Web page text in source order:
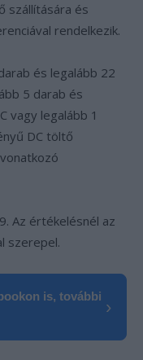
szállítására és
rendelkezik.
és legalább 22
5 darab és
vagy legalább 1
DC töltő
Az értékelésnél az
szerepel.
is, további
›